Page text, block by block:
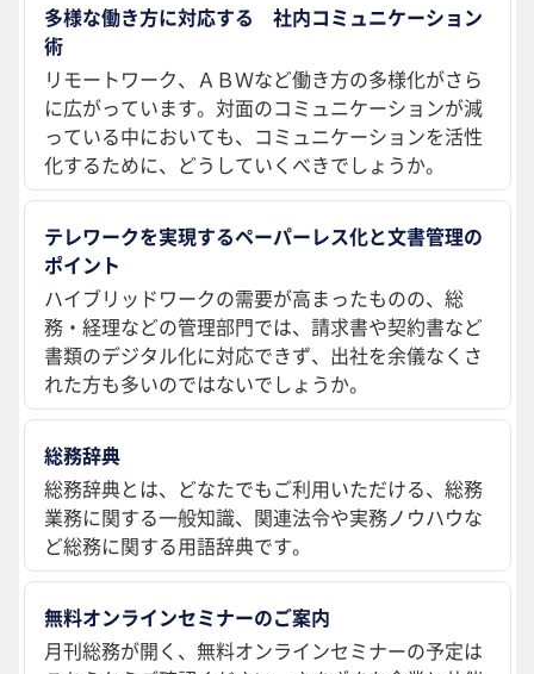
多様な働き方に対応する 社内コミュニケーション
術
リモートワーク、ＡＢＷなど働き方の多様化がさら
に広がっています。対面のコミュニケーションが減
っている中においても、コミュニケーションを活性
化するために、どうしていくべきでしょうか。
テレワークを実現するペーパーレス化と文書管理の
ポイント
ハイブリッドワークの需要が高まったものの、総
務・経理などの管理部門では、請求書や契約書など
書類のデジタル化に対応できず、出社を余儀なくさ
れた方も多いのではないでしょうか。
総務辞典
総務辞典とは、どなたでもご利用いただける、総務
業務に関する一般知識、関連法令や実務ノウハウな
ど総務に関する用語辞典です。
無料オンラインセミナーのご案内
月刊総務が開く、無料オンラインセミナーの予定は